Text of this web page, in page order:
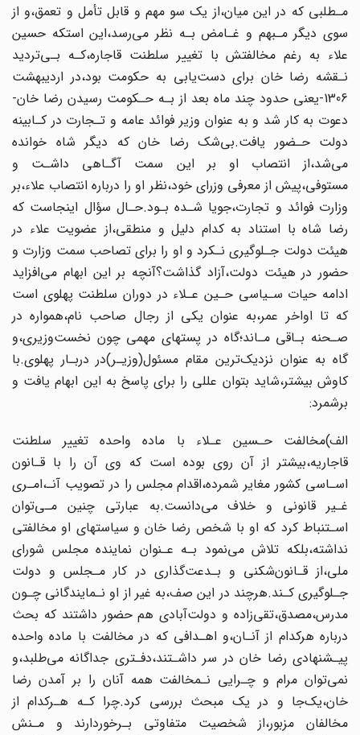
مـطلبی که در این میان،از یک سو مهم و قابل تأمل و تعمق،و از
سوی دیگر مـبهم و غـامض‌‌ بـه‌ نظر می‌رسد،این استکه حسین
علاء به رغم مخالفتش با تغییر سلطنت قاجاره،کـه‌ بـی‌تردید
نـقشه رضا خان برای دست‌یابی به حکومت بود،در اردیبهشت
1306-یعنی حدود چند ماه‌ بعد‌ از بـه حـکومت رسیدن رضا خان-
دعوت به کار شد و به عنوان وزیر فوائد عامه و تـجارت در کـابینه
دولت حـضور یافت.بی‌شک رضا خان که دیگر شاه خوانده
می‌شد‌،از‌ انتصاب‌ او بر این سمت آگـاهی داشـت و
مستوفی،پیش از معرفی وزرای خود،نظر او را درباره انتصاب‌ علاء،بر
وزارت فوائد و تجارت،جویا شـده بـود.حـال سؤال اینجاست‌ که‌
رضا‌ شاه با استناد به‌ کدام‌ دلیل‌ و منطقی‌،از عضویت علاء در
هیئت دولت جـلوگیری نـکرد و او را برای تصاحب سمت وزارت و
حضور در هیئت دولت،آزاد گذاشت؟آنچه بر این‌ ابهام‌ می‌افزاید‌
ادامه حیات‌ سـیاسی حـین عـلاء در دوران سلطنت‌ پهلوی‌ است
که تا اواخر عمر،به عنوان یکی از رجال‌ صاحب نام،همواره در
صـحنه بـاقی مـاند؛گاه در‌ پستهای‌ مهمی‌ چون نخست‌وزیری،و
گاه به‌ عنوان نزدیک‌ترین مقام مسئول(وزیـر)در‌ دربـار پهلوی.با
کاوش بیشتر،شاید بتوان عللی را برای پاسخ به این ابهام یافت و
برشمرد:
الف)مخالفت‌ حـسین‌ عـلاء‌ با ماده واحده تغییر سلطنت
قاجاریه،بیشتر از آن روی بوده‌ است‌‌ که وی آن را با قـانون
اسـاسی کشور مغایر شمرده،اقدام مجلس را در تصویب آنـ‌،امـری‌‌
غـیر‌ قانونی و خلاف می‌دانست.به عبارتی چنین مـی‌توان
اسـتنباط کرد که او با‌ شخص‌ رضا‌ خان‌ و سیاستهای او مخالفتی
نداشته،بلکه تلاش می‌نمود بـه عـنوان نماینده مجلس شورای
ملی‌،از‌ قـانون‌شکنی‌ و بـدعت‌گذاری در کار مـجلس و دولت
جـلوگیری کـند.هرچند در این صف،به‌ غیر از‌ او‌ نـمایندگانی چـون
مدرس،مصدق،تقی‌زاده و دولت‌آبادی هم حضور داشتند که بحث‌
درباره هرکدام‌ از‌ آنـان‌،و اهـدافی که در مخالفت با ماده واحده
پیـشنهادی رضا خان در سر داشـتند،دفـتری‌ جداگانه‌ می‌طلبد،و
نمی‌توان مرام و چـرایی نـمخالفت همه آنان را بر آمدن‌ رضا
خان،یک‌جا‌ و در‌ یک‌ مبحث بررسی کرد.چرا کـه هـرکدام از
مخالفان مزبور،از شخصیت‌ متفاوتی بـرخوردارند و مـنش